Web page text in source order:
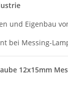
und Eigenbau
bei Messing-
12x15mm